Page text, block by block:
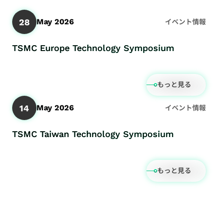
28 May 2026 イベント情報
TSMC Europe Technology Symposium
もっと見る
14 May 2026 イベント情報
TSMC Taiwan Technology Symposium
もっと見る